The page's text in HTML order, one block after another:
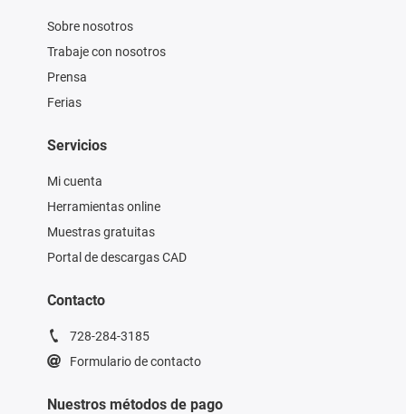
Sobre nosotros
Trabaje con nosotros
Prensa
Ferias
Servicios
Mi cuenta
Herramientas online
Muestras gratuitas
Portal de descargas CAD
Contacto
728-284-3185
Formulario de contacto
Nuestros métodos de pago